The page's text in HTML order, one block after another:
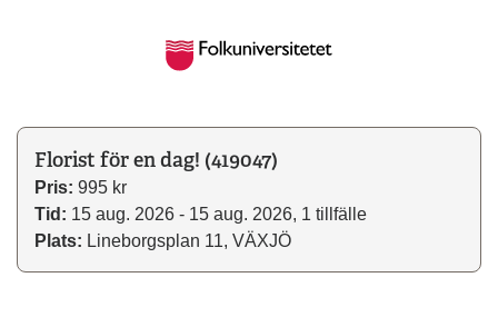
Florist för en dag! (419047)
Pris: 995 kr
Tid: 15 aug. 2026 - 15 aug. 2026, 1 tillfälle
Plats: Lineborgsplan 11, VÄXJÖ